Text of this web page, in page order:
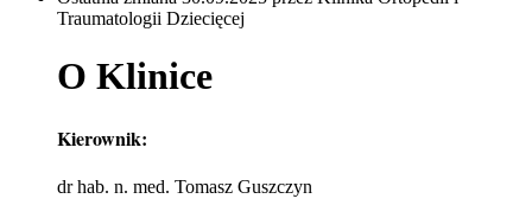
Traumatologii Dziecięcej
O Klinice
Kierownik:
dr hab. n. med. Tomasz Guszczyn